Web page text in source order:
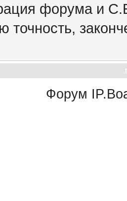
форума и
точность,
Форум